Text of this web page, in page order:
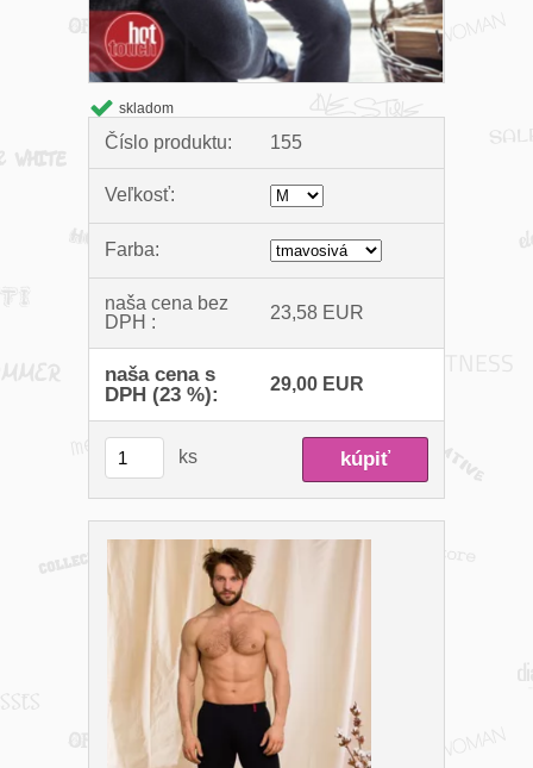
skladom
Číslo produktu: 155
Veľkosť:
Farba:
naša cena bez
DPH :
23,58 EUR
naša cena s
DPH (23 %):
29,00 EUR
ks